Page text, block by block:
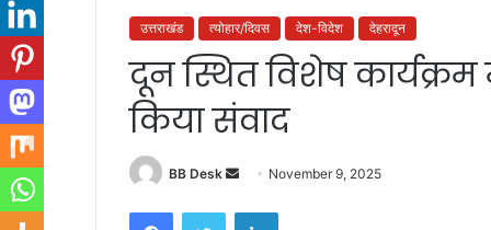
उत्तराखंड त्योहार/दिवस देश-विदेश देहरादून
दून स्थित विशेष कार्यक्रम
किया संवाद
BB Desk November 9, 2025